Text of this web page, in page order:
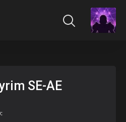
SE-AE